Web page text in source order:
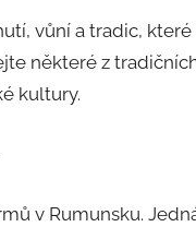
vůní a tradic,
některé z
kultury.
v Rumunsku.